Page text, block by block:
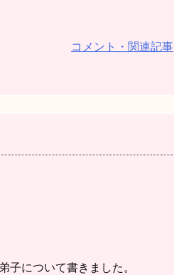
コメント・関連記事
子について書きました。